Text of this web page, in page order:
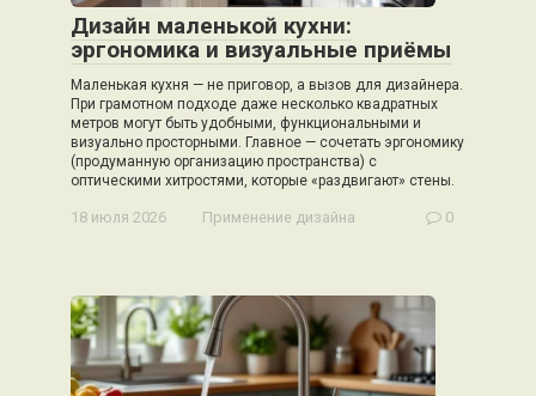
Дизайн маленькой кухни:
эргономика и визуальные приёмы
Маленькая кухня — не приговор, а вызов для дизайнера.
При грамотном подходе даже несколько квадратных
метров могут быть удобными, функциональными и
визуально просторными. Главное — сочетать эргономику
(продуманную организацию пространства) с
оптическими хитростями, которые «раздвигают» стены.
18 июля 2026 Применение дизайна 0